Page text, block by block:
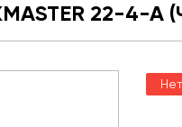
22-4-A